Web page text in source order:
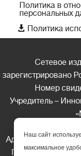
Политика в
персональных
 Политика
Сетевое
зарегистрировано
Номер
Учредитель –
Адрес редакции:
Петрозаводск,
Наш сайт
максимальное